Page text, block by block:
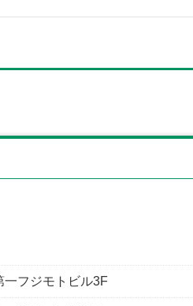
一フジモトビル3F